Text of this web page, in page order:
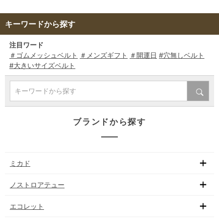
キーワードから探す
注目ワード
＃ゴムメッシュベルト ＃メンズギフト ＃開運日 #穴無しベルト
#大きいサイズベルト
キーワードから探す
ブランドから探す
ミカド
ノストロアテュー
エコレット